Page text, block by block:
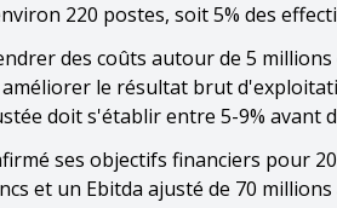
220 postes, soit 5% des
des coûts autour de 5
le résultat brut
doit s'établir entre 5-9% avant
ses objectifs financiers pour
et un Ebitda ajusté de 70 millions